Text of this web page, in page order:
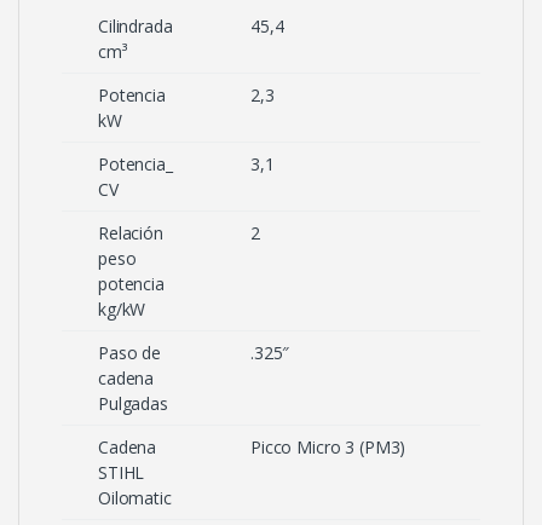
Cilindrada
cm³
45,4
Potencia
kW
2,3
Potencia_
CV
3,1
Relación
peso
potencia
kg/kW
2
Paso de
cadena
Pulgadas
.325″
Cadena
STIHL
Oilomatic
Picco Micro 3 (PM3)